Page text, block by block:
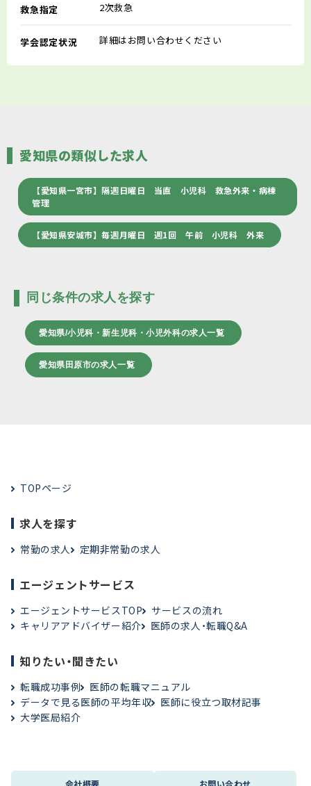
救急指定 2次救急
学会認定状況 詳細はお問い合わせください
愛知県の類似した求人
【愛知県一宮市】隔週日曜日 当直 小児科 救急外来・病棟
管理
【愛知県安城市】毎週月曜日 週1回 午前 小児科 外来
同じ条件の求人を探す
愛知県/小児科・新生児科・小児外科の求人一覧
愛知県田原市の求人一覧
TOPページ
求人を探す
常勤の求人 定期非常勤の求人
エージェントサービス
エージェントサービスTOP
サービスの流れ
キャリアアドバイザー紹介
医師の求人・転職Q&A
知りたい・聞きたい
転職成功事例
医師の転職マニュアル
データで見る医師の平均年収
医師に役立つ取材記事
大学医局紹介